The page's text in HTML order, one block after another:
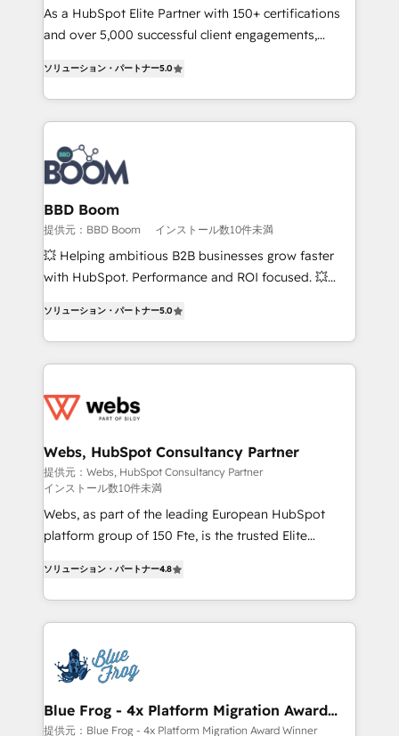
responsiveness, and ongoing support, we equip
your team to adopt new systems with confidence
customer engagement.
As a HubSpot Elite Partner with 150+ certifications
and over 5,000 successful client engagements,
measurable, scalable growth. From onboarding to
enterprise-grade campaigns, our in-house team
builds scalable strategies that drive long-term
revenue. ⚙️ HubSpot Integration & Optimization •
Seamless CRM, CMS, and automation setup •
Complex platform migrations and data cleanups •
Custom APIs and third-party integrations 📈 End-to-
End Revenue Acceleration • Lifecycle marketing and
pipeline growth programs • Sales enablement tools
and CRM optimization • Retention strategies with
Execution • 750+ onboardings and 2,000+
implementations • Deep expertise across marketing,
ソリューション・パートナー5.0
BBD Boom
提供元：BBD Boom インストール数10件未満
💥 Helping ambitious B2B businesses grow faster
with HubSpot. Performance and ROI focused. 💥
to HubSpot Better. We work with your teams to
solve all your HubSpot challenges and improve user
adoption, sales process and marketing results.
the first time 🔧 Designing and optimising your
and build using HubSpot 🔌 Integrating HubSpot
with other systems 🎓 Training your teams to be
HubSpot pros 📊 Lead generation services using
HubSpot Why us? - SIX HubSpot Accreditations -
awarded by HubSpot after a rigorous process for
Migration, Custom Integration & Platform
Enablement -Onboarded over 500 businesses to
HubSpot -Top 1% of partners worldwide -In-house
get more from your investment in HubSpot.
www.bbdboom.com
ソリューション・パートナー5.0
Webs, HubSpot Consultancy Partner
提供元：Webs, HubSpot Consultancy Partner
インストール数10件未満
Webs, as part of the leading European HubSpot
platform group of 150 Fte, is the trusted Elite
maximizing EBITDA and achieving Commercial
Excellence. With our targeted processes, we
strengthen your digital transformation and minimize
Implementation partner, we provide expertise to
drive your business forward. Since 2015 we are fully
dedicated to HubSpot and with an experienced
team (50+), we work with reputable companies in
ソリューション・パートナー4.8
Blue Frog - 4x Platform Migration Award
Winner
提供元：Blue Frog - 4x Platform Migration Award Winner